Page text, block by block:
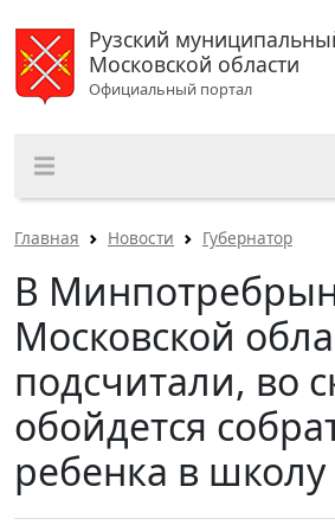
Рузский
Московской области
Официальный портал
Главная Новости Губернатор
В
Московской
подсчитали, во
обойдется
ребенка в школу